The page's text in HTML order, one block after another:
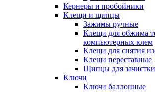
Кернеры и пробойники
Клещи и щипцы
Зажимы ручные
Клещи для обжима
компьютерных клем
Клещи для снятия
Клещи переставные
Щипцы для зачистки
Ключи
Ключи баллонные